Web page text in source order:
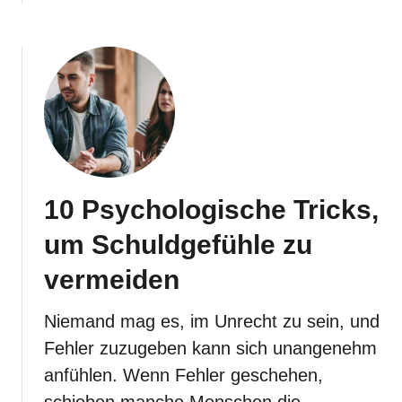
e
i
d
e
n
t
1
0
P
s
c
h
o
l
o
g
s
c
10 Psychologische Tricks,
um Schuldgefühle zu
vermeiden
Niemand mag es, im Unrecht zu sein, und
Fehler zuzugeben kann sich unangenehm
anfühlen. Wenn Fehler geschehen,